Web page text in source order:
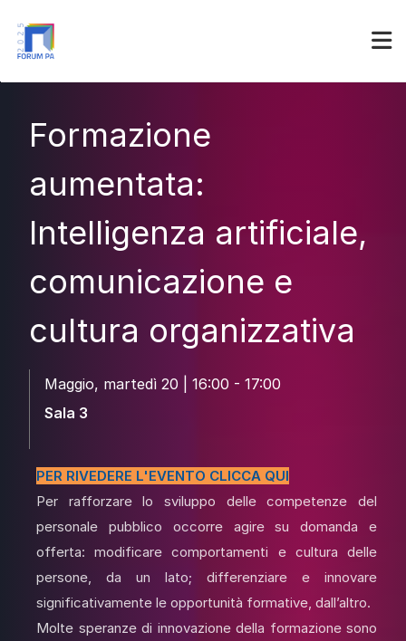
Formazione
aumentata:
Intelligenza artificiale,
comunicazione e
cultura organizzativa
Maggio, martedì 20 | 16:00 - 17:00
Sala 3
PER RIVEDERE L'EVENTO CLICCA QUI
Per rafforzare lo sviluppo delle competenze del
personale pubblico occorre agire su domanda e
offerta: modificare comportamenti e cultura delle
persone, da un lato; differenziare e innovare
significativamente le opportunità formative, dall’altro.
Molte speranze di innovazione della formazione sono